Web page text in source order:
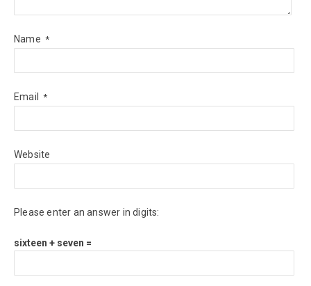
Name *
Email *
Website
Please enter an answer in digits:
sixteen + seven =